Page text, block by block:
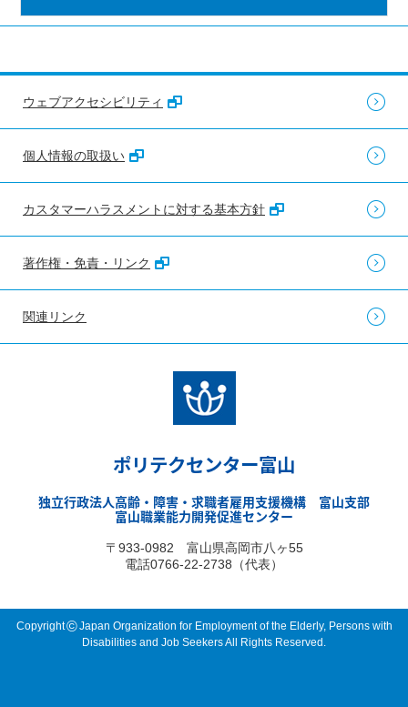
ウェブアクセシビリティ
個人情報の取扱い
カスタマーハラスメントに対する基本方針
著作権・免責・リンク
関連リンク
ポリテクセンター富山
独立行政法人高齢・障害・求職者雇用支援機構 富山支部
富山職業能力開発促進センター
〒933-0982 富山県高岡市八ヶ55
電話0766-22-2738（代表）
Copyright©Japan Organization for Employment of the Elderly, Persons with
Disabilities and Job Seekers All Rights Reserved.